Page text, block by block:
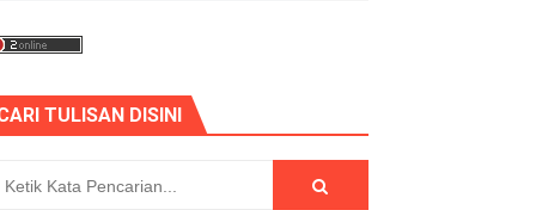
(?)
TULISAN DISINI